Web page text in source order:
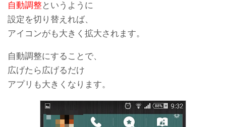
自動調整というように
設定を切り替えれば、
アイコンがも大きく拡大されます。
自動調整にすることで、
広げたら広げるだけ
アプリも大きくなります。